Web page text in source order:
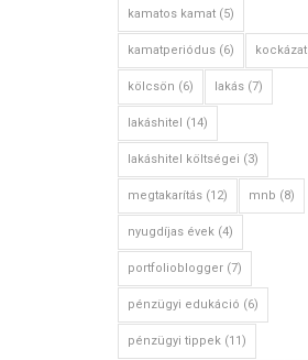
kamatos kamat (5)
kamatperiódus (6) kockázat
kölcsön (6) lakás (7)
lakáshitel (14)
lakáshitel költségei (3)
megtakarítás (12) mnb (8)
nyugdíjas évek (4)
portfolioblogger (7)
pénzügyi edukáció (6)
pénzügyi tippek (11)